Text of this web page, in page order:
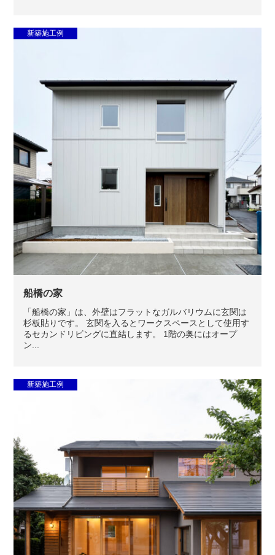
新築施工例
船橋の家
「船橋の家」は、外壁はフラットなガルバリウムに玄関は
杉板貼りです。 玄関を入るとワークスペースとして使用す
るセカンドリビングに直結します。 1階の奥にはオープ
ン...
新築施工例